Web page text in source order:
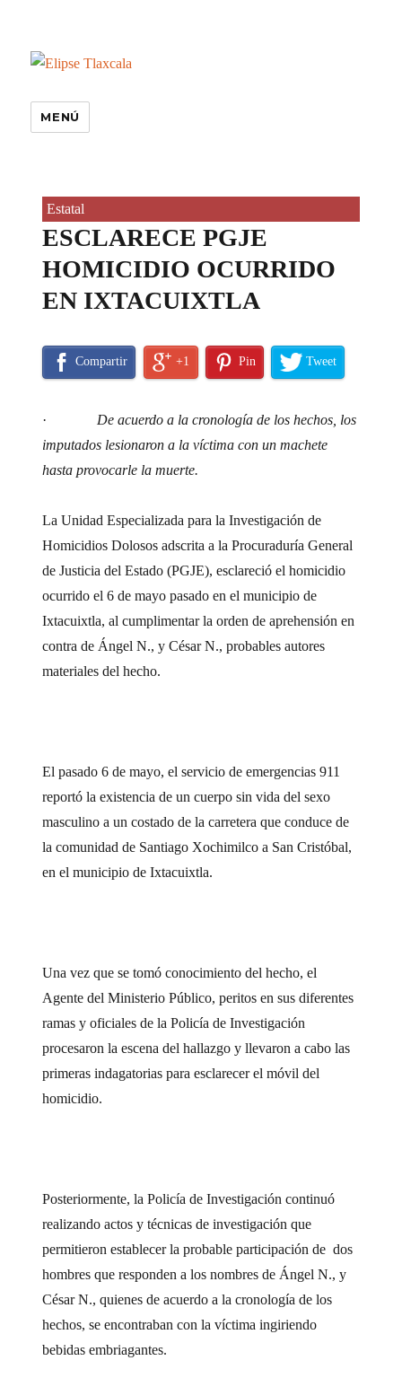
MENÚ
Estatal
ESCLARECE PGJE
HOMICIDIO OCURRIDO
EN IXTACUIXTLA
Compartir +1 Pin Tweet
· De acuerdo a la cronología de los hechos, los
imputados lesionaron a la víctima con un machete
hasta provocarle la muerte.
La Unidad Especializada para la Investigación de
Homicidios Dolosos adscrita a la Procuraduría General
de Justicia del Estado (PGJE), esclareció el homicidio
ocurrido el 6 de mayo pasado en el municipio de
Ixtacuixtla, al cumplimentar la orden de aprehensión en
contra de Ángel N., y César N., probables autores
materiales del hecho.
El pasado 6 de mayo, el servicio de emergencias 911
reportó la existencia de un cuerpo sin vida del sexo
masculino a un costado de la carretera que conduce de
la comunidad de Santiago Xochimilco a San Cristóbal,
en el municipio de Ixtacuixtla.
Una vez que se tomó conocimiento del hecho, el
Agente del Ministerio Público, peritos en sus diferentes
ramas y oficiales de la Policía de Investigación
procesaron la escena del hallazgo y llevaron a cabo las
primeras indagatorias para esclarecer el móvil del
homicidio.
Posteriormente, la Policía de Investigación continuó
realizando actos y técnicas de investigación que
permitieron establecer la probable participación de dos
hombres que responden a los nombres de Ángel N., y
César N., quienes de acuerdo a la cronología de los
hechos, se encontraban con la víctima ingiriendo
bebidas embriagantes.